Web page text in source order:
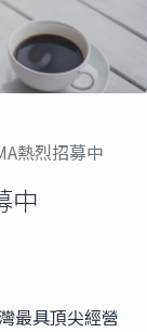
熱烈招募中
中
最具頂尖經營